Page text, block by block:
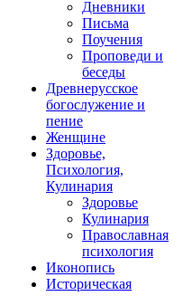
Дневники
Письма
Поучения
Проповеди и
беседы
Древнерусское
богослужение и
пение
Женщине
Здоровье,
Психология,
Кулинария
Здоровье
Кулинария
Православная
психология
Иконопись
Историческая